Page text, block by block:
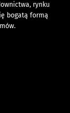
rynku
bogatą formą